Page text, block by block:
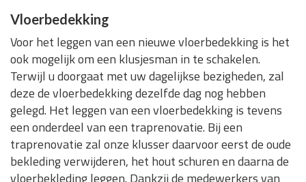
Vloerbedekking
Voor het leggen van een nieuwe vloerbedekking is het
ook mogelijk om een klusjesman in te schakelen.
Terwijl u doorgaat met uw dagelijkse bezigheden, zal
deze de vloerbedekking dezelfde dag nog hebben
gelegd. Het leggen van een vloerbedekking is tevens
een onderdeel van een traprenovatie. Bij een
traprenovatie zal onze klusser daarvoor eerst de oude
bekleding verwijderen, het hout schuren en daarna de